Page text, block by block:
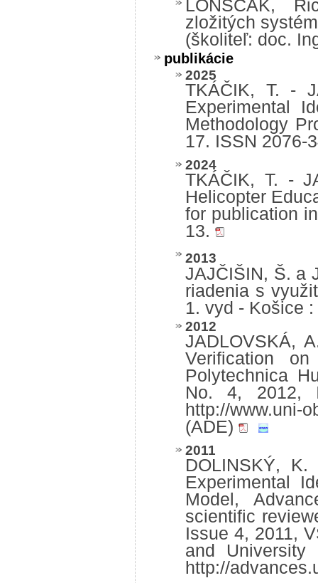
LONŠČÁK,
zložitých
(školiteľ: doc.
publikácie
2025
TKÁČIK, T. -
Experimental
Methodology
17. ISSN 2076-
2024
TKÁČIK, T. -
Helicopter
for publication
13.
2013
JAJČIŠIN, Š. a
riadenia s
1. vyd - Košice
2012
JADLOVSKÁ,
Verification
Polytechnica
No. 4, 2012,
http://www.uni-
(ADE)
2011
DOLINSKÝ,
Experimental
Model,
scientific
Issue 4, 2011,
and University
http://